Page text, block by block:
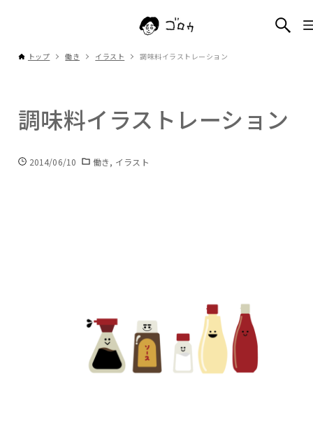
トップ 働き イラスト 調味料イラストレーション
調味料イラストレーション
2014/06/10 働き イラスト